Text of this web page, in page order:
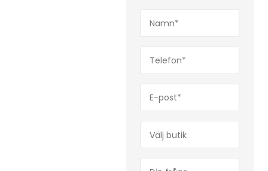
post*
(Obligatoriskt)
(Obligatoriskt)